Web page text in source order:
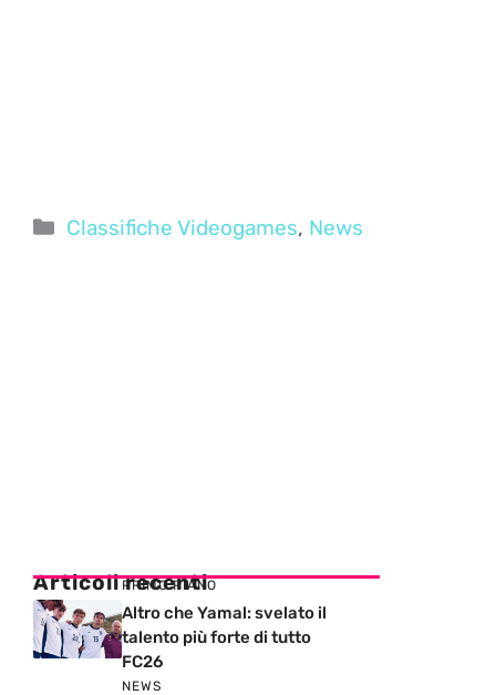
Categorie
Classifiche Videogames, News
Articoli recenti
PRIMO PIANO
Altro che Yamal: svelato il
talento più forte di tutto
FC26
NEWS